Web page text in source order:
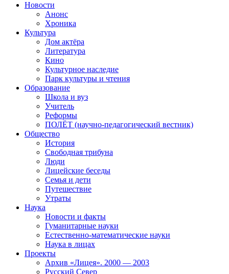
Новости
Анонс
Хроника
Культура
Дом актёра
Литература
Кино
Культурное наследие
Парк культуры и чтения
Образование
Школа и вуз
Учитель
Реформы
ПОЛЁТ (научно-педагогический вестник)
Общество
История
Свободная трибуна
Люди
Лицейские беседы
Семья и дети
Путешествие
Утраты
Наука
Новости и факты
Гуманитарные науки
Естественно-математические науки
Наука в лицах
Проекты
Архив «Лицея». 2000 — 2003
Русский Север